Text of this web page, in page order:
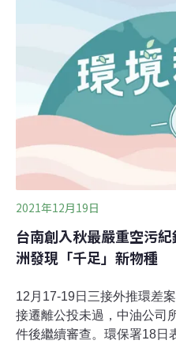
tullia tullia）身體呈黑褐色
公分，主要分布於東南亞，
偏好利用靜水域的草澤環境
學會祕書長李宜龍指出，經
北、新北、桃園、南投、屏
不當開發，棲息地退縮到只
並以樹林鹿角溪至柑園河濱
的無主水牛，分布在樹林、
2021年12月19日
台南創入秋最嚴重空污
洲發現「千足」新物種
12月17-19日三接外推環差
接遷離公投未過，中油公司
件後繼續審查。環保署18日